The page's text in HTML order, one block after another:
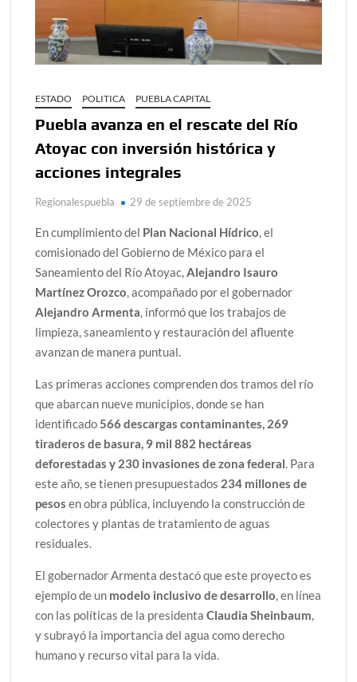
ESTADO POLITICA PUEBLA CAPITAL
Puebla avanza en el rescate del Río
Atoyac con inversión histórica y
acciones integrales
Regionalespuebla 29 de septiembre de 2025
En cumplimiento del Plan Nacional Hídrico, el
comisionado del Gobierno de México para el
Saneamiento del Río Atoyac,Alejandro Isauro
Martínez Orozco, acompañado por el gobernador
Alejandro Armenta, informó que los trabajos de
limpieza, saneamiento y restauración del afluente
avanzan de manera puntual.
Las primeras acciones comprenden dos tramos del río
que abarcan nueve municipios, donde se han
identificado566 descargas contaminantes, 269
tiraderos de basura, 9 mil 882 hectáreas
deforestadas y 230 invasiones de zona federal. Para
este año, se tienen presupuestados 234 millones de
pesos en obra pública, incluyendo la construcción de
colectores y plantas de tratamiento de aguas
residuales.
El gobernador Armenta destacó que este proyecto es
ejemplo de un modelo inclusivo de desarrollo, en línea
con las políticas de la presidentaClaudia Sheinbaum,
y subrayó la importancia del agua como derecho
humano y recurso vital para la vida.